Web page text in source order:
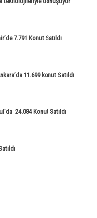
7.791 Konut Satıldı
11.699 konut Satıldı
24.084 Konut Satıldı